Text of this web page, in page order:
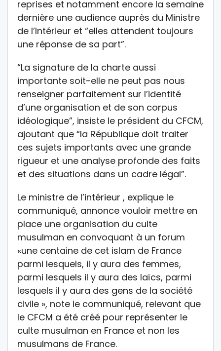
reprises et notamment encore la semaine
dernière une audience auprès du Ministre
de l’Intérieur et “elles attendent toujours
une réponse de sa part”.
“La signature de la charte aussi
importante soit-elle ne peut pas nous
renseigner parfaitement sur l’identité
d’une organisation et de son corpus
idéologique”, insiste le président du CFCM,
ajoutant que “la République doit traiter
ces sujets importants avec une grande
rigueur et une analyse profonde des faits
et des situations dans un cadre légal”.
Le ministre de l’intérieur , explique le
communiqué, annonce vouloir mettre en
place une organisation du culte
musulman en convoquant à un forum
«une centaine de cet islam de France
parmi lesquels, il y aura des femmes,
parmi lesquels il y aura des laïcs, parmi
lesquels il y aura des gens de la société
civile », note le communiqué, relevant que
le CFCM a été créé pour représenter le
culte musulman en France et non les
musulmans de France.